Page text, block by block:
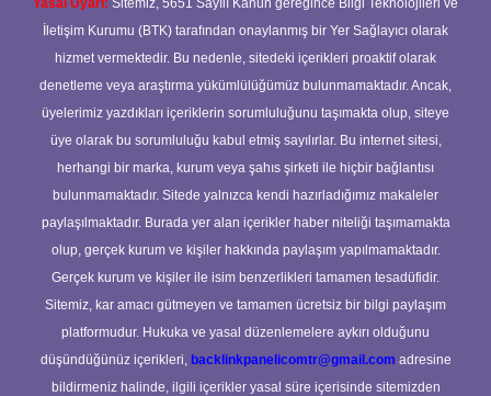
Yasal Uyarı: Sitemiz, 5651 Sayılı Kanun gereğince Bilgi Teknolojileri ve
İletişim Kurumu (BTK) tarafından onaylanmış bir Yer Sağlayıcı olarak
hizmet vermektedir. Bu nedenle, sitedeki içerikleri proaktif olarak
denetleme veya araştırma yükümlülüğümüz bulunmamaktadır. Ancak,
üyelerimiz yazdıkları içeriklerin sorumluluğunu taşımakta olup, siteye
üye olarak bu sorumluluğu kabul etmiş sayılırlar. Bu internet sitesi,
herhangi bir marka, kurum veya şahıs şirketi ile hiçbir bağlantısı
bulunmamaktadır. Sitede yalnızca kendi hazırladığımız makaleler
paylaşılmaktadır. Burada yer alan içerikler haber niteliği taşımamakta
olup, gerçek kurum ve kişiler hakkında paylaşım yapılmamaktadır.
Gerçek kurum ve kişiler ile isim benzerlikleri tamamen tesadüfidir.
Sitemiz, kar amacı gütmeyen ve tamamen ücretsiz bir bilgi paylaşım
platformudur. Hukuka ve yasal düzenlemelere aykırı olduğunu
düşündüğünüz içerikleri, backlinkpanelicomtr@gmail.com adresine
bildirmeniz halinde, ilgili içerikler yasal süre içerisinde sitemizden